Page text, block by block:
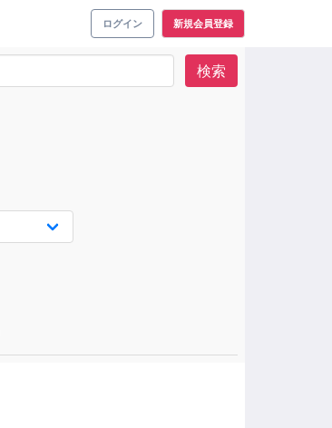
ログイン 新規会員登録
検索